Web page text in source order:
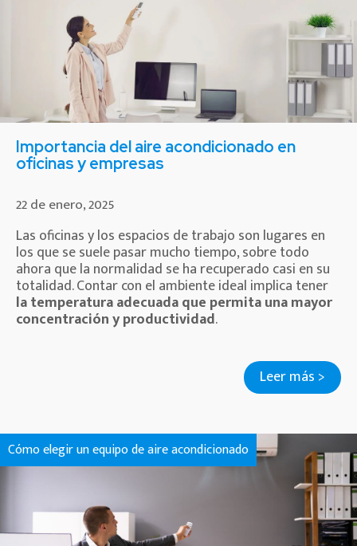
Importancia del aire acondicionado en
oficinas y empresas
22 de enero, 2025
Las oficinas y los espacios de trabajo son lugares en
los que se suele pasar mucho tiempo, sobre todo
ahora que la normalidad se ha recuperado casi en su
totalidad. Contar con el ambiente ideal implica tener
la temperatura adecuada que permita una mayor
concentración y productividad.
Leer más >
Cómo elegir un equipo de aire acondicionado